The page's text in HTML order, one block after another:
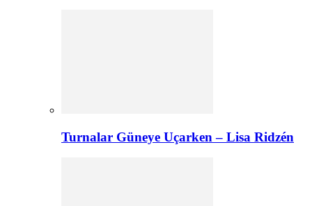
Turnalar Güneye Uçarken – Lisa Ridzén